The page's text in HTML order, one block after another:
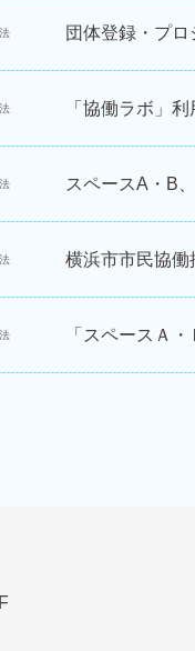
団体登録・プ
「協働ラボ」
スペースA・B
横浜市市民協働
「スペースＡ